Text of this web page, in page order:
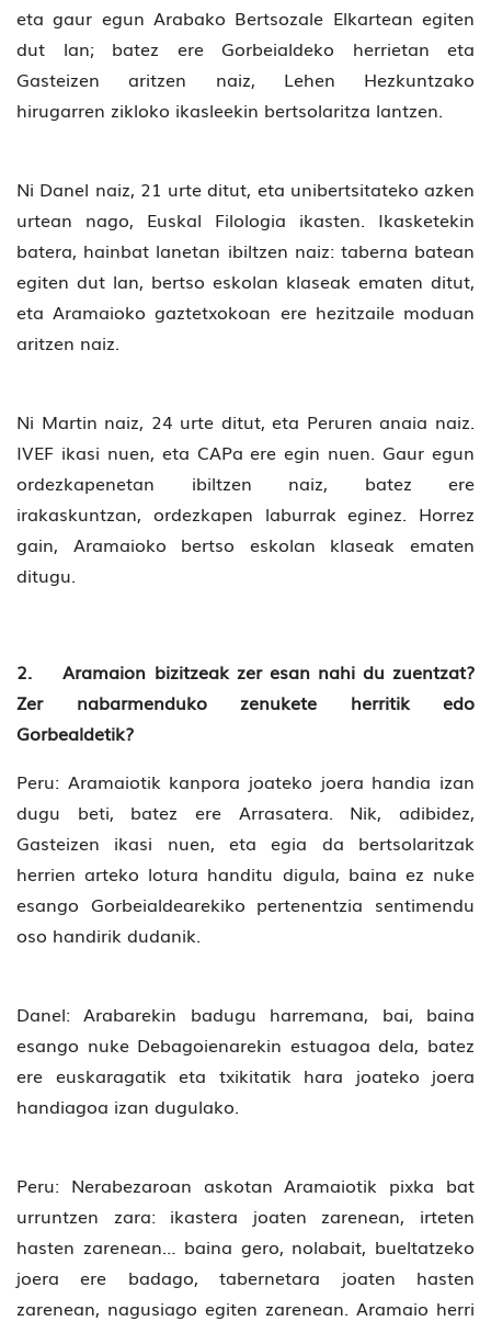
eta gaur egun Arabako Bertsozale Elkartean egiten
dut lan; batez ere Gorbeialdeko herrietan eta
Gasteizen aritzen naiz, Lehen Hezkuntzako
hirugarren zikloko ikasleekin bertsolaritza lantzen.
Ni Danel naiz, 21 urte ditut, eta unibertsitateko azken
urtean nago, Euskal Filologia ikasten. Ikasketekin
batera, hainbat lanetan ibiltzen naiz: taberna batean
egiten dut lan, bertso eskolan klaseak ematen ditut,
eta Aramaioko gaztetxokoan ere hezitzaile moduan
aritzen naiz.
Ni Martin naiz, 24 urte ditut, eta Peruren anaia naiz.
IVEF ikasi nuen, eta CAPa ere egin nuen. Gaur egun
ordezkapenetan ibiltzen naiz, batez ere
irakaskuntzan, ordezkapen laburrak eginez. Horrez
gain, Aramaioko bertso eskolan klaseak ematen
ditugu.
2. Aramaion bizitzeak zer esan nahi du zuentzat?
Zer nabarmenduko zenukete herritik edo
Gorbealdetik?
Peru: Aramaiotik kanpora joateko joera handia izan
dugu beti, batez ere Arrasatera. Nik, adibidez,
Gasteizen ikasi nuen, eta egia da bertsolaritzak
herrien arteko lotura handitu digula, baina ez nuke
esango Gorbeialdearekiko pertenentzia sentimendu
oso handirik dudanik.
Danel: Arabarekin badugu harremana, bai, baina
esango nuke Debagoienarekin estuagoa dela, batez
ere euskaragatik eta txikitatik hara joateko joera
handiagoa izan dugulako.
Peru: Nerabezaroan askotan Aramaiotik pixka bat
urruntzen zara: ikastera joaten zarenean, irteten
hasten zarenean… baina gero, nolabait, bueltatzeko
joera ere badago, tabernetara joaten hasten
zarenean, nagusiago egiten zarenean. Aramaio herri